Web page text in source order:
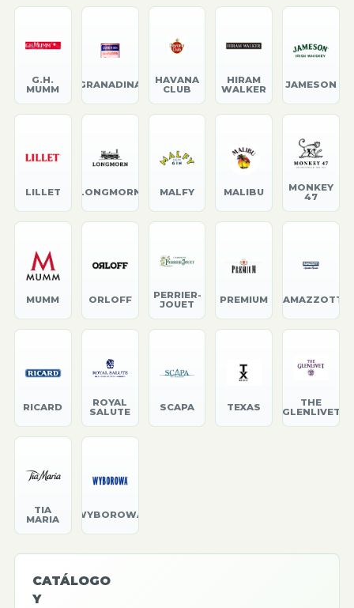
G.H.
MUMM
GRANADINA
HAVANA
CLUB
HIRAM
WALKER
JAMESON
LILLET LONGMORN MALFY MALIBU
MONKEY
47
MUMM ORLOFF
PERRIER-
JOUET
PREMIUM RAMAZZOTTI
RICARD
ROYAL
SALUTE
SCAPA TEXAS
THE
GLENLIVET
TIA
MARIA
WYBOROWA
CATÁLOGO
Y